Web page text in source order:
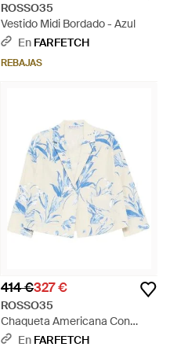
ROSSO35
Vestido Midi Bordado - Azul
En FARFETCH
REBAJAS
414 €327 €
ROSSO35
Chaqueta Americana Con
Estampado Floral - Azul
En FARFETCH